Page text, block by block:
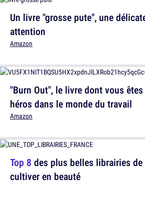
Un livre "grosse pute", une
attention
Amazon
Top 8 des plus belles librairies de
cultiver en beauté
"Burn Out", le livre dont vous
héros dans le monde du travail
Amazon